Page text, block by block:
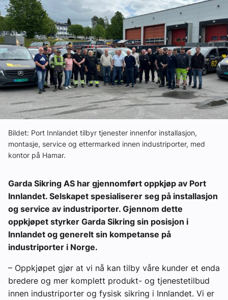
Tips oss
Ledige stillinger
eBlad
Aktivitetskalender
Bransjekommentar
Nyheter
Aktuelle prosjekter
Bildet: Port Innlandet tilbyr tjenester innenfor installasjon,
montasje, service og ettermarked innen industriporter, med
kontor på Hamar.
Garda Sikring AS har gjennomført oppkjøp av Port
Innlandet. Selskapet spesialiserer seg på installasjon
og service av industriporter. Gjennom dette
oppkjøpet styrker Garda Sikring sin posisjon i
Innlandet og generelt sin kompetanse på
industriporter i Norge.
– Oppkjøpet gjør at vi nå kan tilby våre kunder et enda
bredere og mer komplett produkt- og tjenestetilbud
innen industriporter og fysisk sikring i Innlandet. Vi er